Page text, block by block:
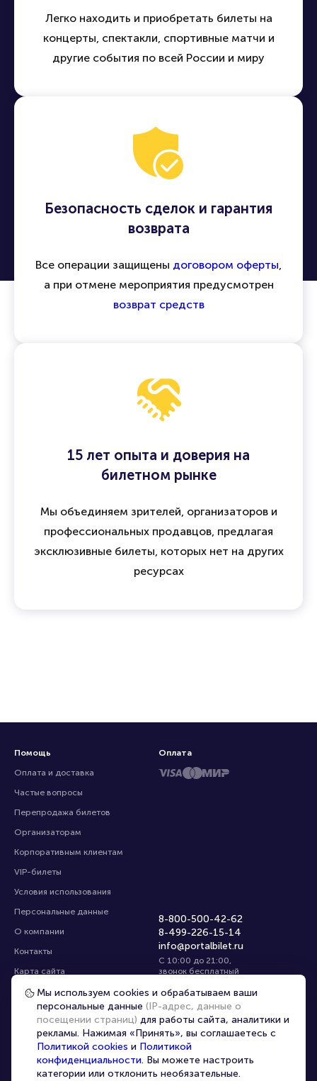
Легко находить и приобретать билеты на
концерты, спектакли, спортивные матчи и
другие события по всей России и миру
Безопасность сделок и гарантия
возврата
Все операции защищены договором оферты,
а при отмене мероприятия предусмотрен
возврат средств
15 лет опыта и доверия на
билетном рынке
Мы объединяем зрителей, организаторов и
профессиональных продавцов, предлагая
эксклюзивные билеты, которых нет на других
ресурсах
Помощь
Оплата и доставка
Частые вопросы
Перепродажа билетов
Организаторам
Корпоративным клиентам
VIP-билеты
Условия использования
Персональные данные
О компании
Контакты
Карта сайта
Управление cookies
8-800-500-42-62
8-499-226-15-14
info@portalbilet.ru
С 10:00 до 21:00,
звонок бесплатный
Все площадки
Оплата
Главная | Ростов-на-Дону
Мы используем cookies и обрабатываем ваши
персональные данные (IP-адрес, данные о
посещении страниц) для работы сайта, аналитики и
рекламы. Нажимая «Принять», вы соглашаетесь с
Политикой cookies и Политикой
конфиденциальности. Вы можете настроить
категории или отклонить необязательные.